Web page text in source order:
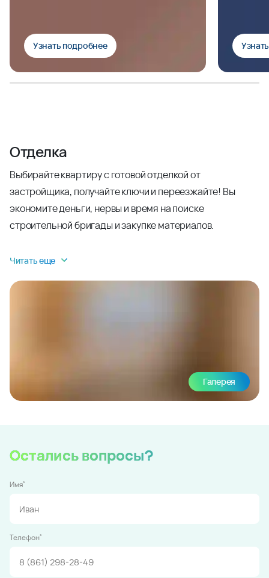
Узнать подробнее
Отделка
Выбирайте квартиру с готовой отделкой от
застройщика, получайте ключи и переезжайте! Вы
экономите деньги, нервы и время на поиске
строительной бригады и закупке материалов.
Читать еще
Галерея
Остались вопросы?
Имя*
Телефон*